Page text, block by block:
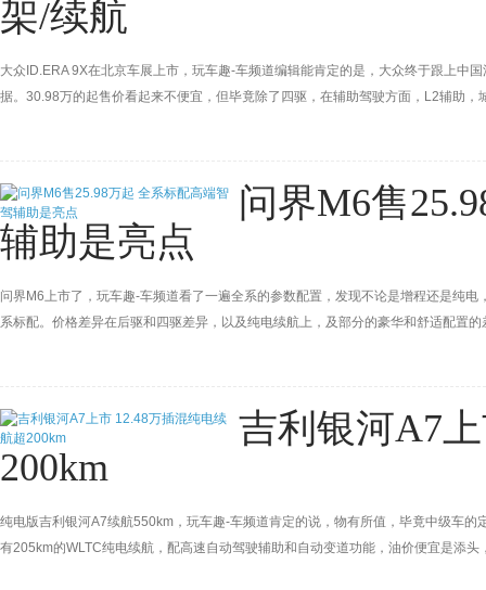
架/续航
大众ID.ERA 9X在北京车展上市，玩车趣-车频道编辑能肯定的是，大众终于跟上中
据。30.98万的起售价看起来不便宜，但毕竟除了四驱，在辅助驾驶方面，L2辅助
问界M6售
辅助是亮点
问界M6上市了，玩车趣-车频道看了一遍全系的参数配置，发现不论是增程还是纯
系标配。价格差异在后驱和四驱差异，以及纯电续航上，及部分的豪华和舒适配置
吉利银河A7
200km
纯电版吉利银河A7续航550km，玩车趣-车频道肯定的说，物有所值，毕竟中级车
有205km的WLTC纯电续航，配高速自动驾驶辅助和自动变道功能，油价便宜是添头